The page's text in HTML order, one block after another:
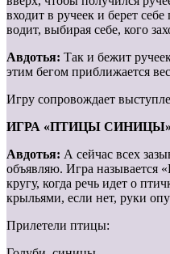
входит в ручеек и берет
водит, выбирая себе, кого
Авдотья: Так и бежит
этим бегом приближается
Игру сопровождает
ИГРА «ПТИЦЫ СИНИЦЫ»
Авдотья: А сейчас всех
объявляю. Игра
кругу, когда речь идет о
крыльями, если нет, руки
Прилетели птицы: